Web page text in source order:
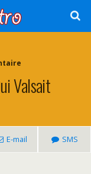
Valsait
E-mail SMS